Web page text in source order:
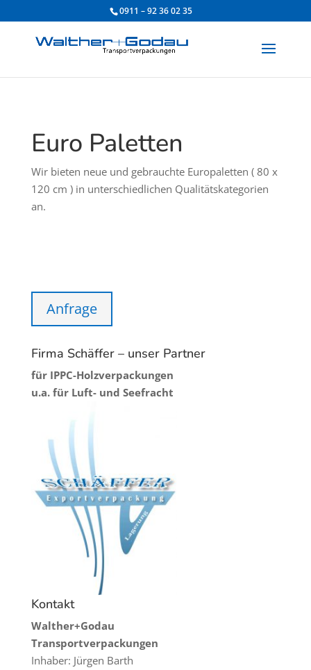
0911 – 92 36 02 35
Euro Paletten
Wir bieten neue und gebrauchte Europaletten ( 80 x
120 cm ) in unterschiedlichen Qualitätskategorien
an.
Anfrage
Firma Schäffer – unser Partner
für IPPC-Holzverpackungen
u.a. für Luft- und Seefracht
Kontakt
Walther+Godau
Transportverpackungen
Inhaber: Jürgen Barth